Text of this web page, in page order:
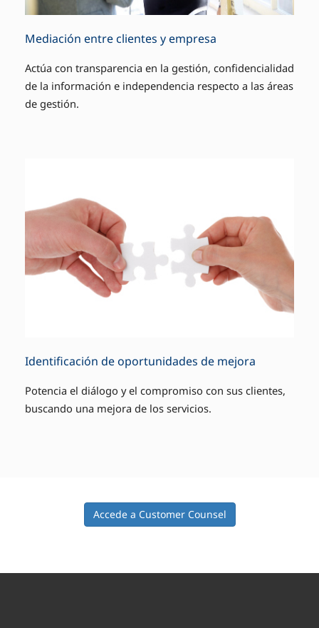
Mediación entre clientes y empresa
Actúa con transparencia en la gestión, confidencialidad
de la información e independencia respecto a las áreas
de gestión.
Identificación de oportunidades de mejora
Potencia el diálogo y el compromiso con sus clientes,
buscando una mejora de los servicios.
Accede a Customer Counsel